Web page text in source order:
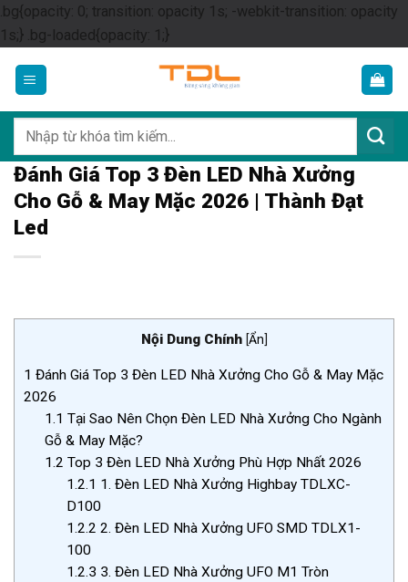
.bg{opacity: 0; transition: opacity 1s; -webkit-transition: opacity
1s;} .bg-loaded{opacity: 1;}Skip
content
kiếm:
Đánh Giá Top 3 Đèn LED Nhà Xưởng
Cho Gỗ & May Mặc 2026 | Thành Đạt
Led
Nội Dung Chính [Ẩn]
1 Đánh Giá Top 3 Đèn LED Nhà Xưởng Cho Gỗ & May Mặc
2026
1.1 Tại Sao Nên Chọn Đèn LED Nhà Xưởng Cho Ngành
Gỗ & May Mặc?
1.2 Top 3 Đèn LED Nhà Xưởng Phù Hợp Nhất 2026
1.2.1 1. Đèn LED Nhà Xưởng Highbay TDLXC-
D100
1.2.2 2. Đèn LED Nhà Xưởng UFO SMD TDLX1-
100
1.2.3 3. Đèn LED Nhà Xưởng UFO M1 Tròn